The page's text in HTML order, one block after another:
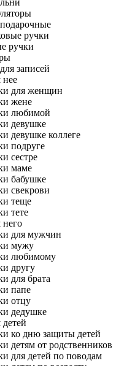
ручки
ручки
записей
нее
для женщин
жене
любимой
девушке
девушке коллеге
подруге
сестре
маме
бабушке
свекрови
теще
тете
него
для мужчин
мужу
любимому
другу
для брата
папе
отцу
дедушке
ко дню защиты детей
детям от родственников
для детей по поводам